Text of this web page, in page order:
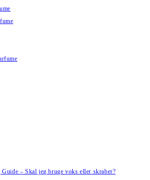
– Skal jeg bruge voks eller skraber?